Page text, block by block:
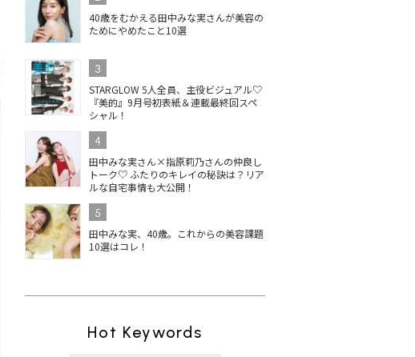
40歳をむかえる田中みな実さんが美容の
ためにやめたこと10選
3
STARGLOW 5人全員、主役ビジュアル♡
『美的』9月号初表紙＆連載最終回スペ
シャル！
4
田中みな実さん×指原莉乃さんの仲良し
トーク♡ ふたりのキレイの秘訣は？リア
ルな自宅事情も大公開！
5
田中みな実、40歳。これからの美容課題
10選はコレ！
Hot Keywords